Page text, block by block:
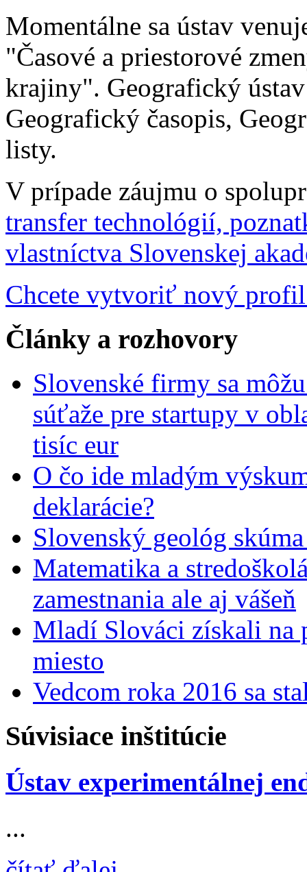
Momentálne sa ústav
"Časové a priestorové
krajiny". Geografický
Geografický časopis,
listy.
V prípade záujmu o
transfer technológií,
vlastníctva Slovenskej
Chcete vytvoriť nový
Články a rozhovory
Slovenské firmy sa
súťaže pre startupy v
tisíc eur
O čo ide mladým
deklarácie?
Slovenský geológ
Matematika a
zamestnania ale aj vášeň
Mladí Slováci získali na
miesto
Vedcom roka 2016 sa
Súvisiace inštitúcie
Ústav experimentálnej
...